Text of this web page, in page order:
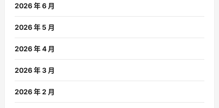
2026 年 6 月
2026 年 5 月
2026 年 4 月
2026 年 3 月
2026 年 2 月